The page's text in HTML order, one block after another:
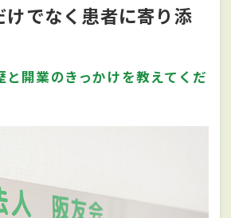
けでなく患者に寄り添
と開業のきっかけを教えてくだ